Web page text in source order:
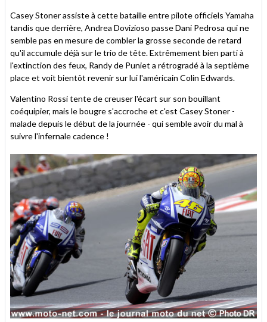
Casey Stoner assiste à cette bataille entre pilote officiels Yamaha
tandis que derrière, Andrea Dovizioso passe Dani Pedrosa qui ne
semble pas en mesure de combler la grosse seconde de retard
qu'il accumule déjà sur le trio de tête. Extrêmement bien parti à
l'extinction des feux, Randy de Puniet a rétrogradé à la septième
place et voit bientôt revenir sur lui l'américain Colin Edwards.
Valentino Rossi tente de creuser l'écart sur son bouillant
coéquipier, mais le bougre s'accroche et c'est Casey Stoner -
malade depuis le début de la journée - qui semble avoir du mal à
suivre l'infernale cadence !